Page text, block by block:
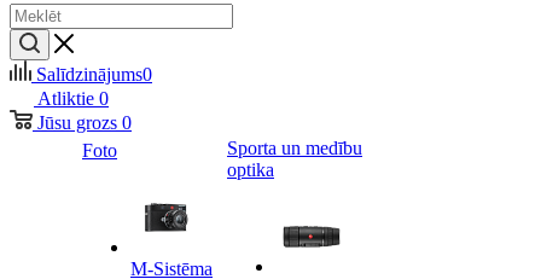
Salīdzinājums0
Atliktie 0
Jūsu grozs 0
Foto
M-Sistēma
Sporta un medību
optika